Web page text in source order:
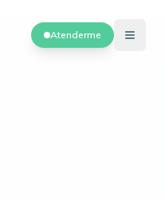
Atenderme